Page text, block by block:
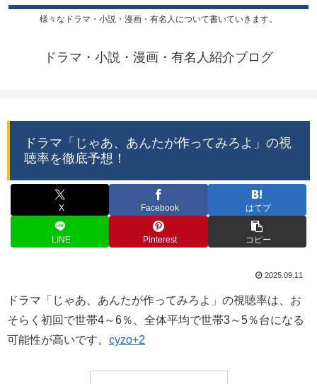
様々なドラマ・小説・漫画・有名人について書いていきます。
ドラマ・小説・漫画・有名人紹介ブログ
ドラマ「じゃあ、あんたが作ってみろよ」の視
聴率を徹底予想！
X Facebook はてブ
LINE Pinterest コピー
2025.09.11
ドラマ「じゃあ、あんたが作ってみろよ」の視聴率は、お
そらく初回で世帯4～6％、全体平均で世帯3～5％台になる
可能性が高いです。 cyzo+2